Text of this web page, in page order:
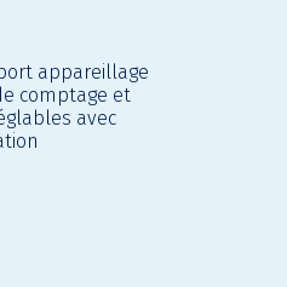
appareillage
comptage et
avec